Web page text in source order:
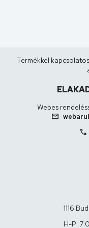
Termékkel
Webes
mail
call
1116
H-P: